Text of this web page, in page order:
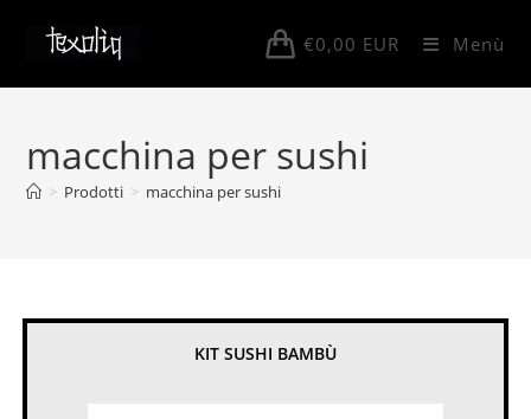
€0,00 EUR Menù
macchina per sushi
> Prodotti > macchina per sushi
KIT SUSHI BAMBÙ